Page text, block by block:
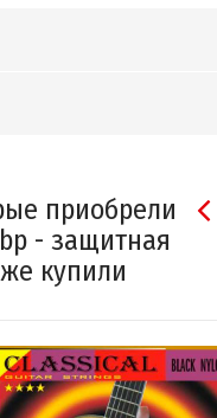
приобрели
- защитная
купили